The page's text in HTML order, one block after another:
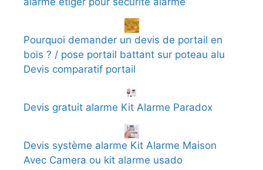
Pourquoi demander un devis de portail en
bois ? / pose portail battant sur poteau alu
Devis comparatif portail
Devis gratuit alarme Kit Alarme Paradox
Devis système alarme Kit Alarme Maison
Avec Camera ou kit alarme usado